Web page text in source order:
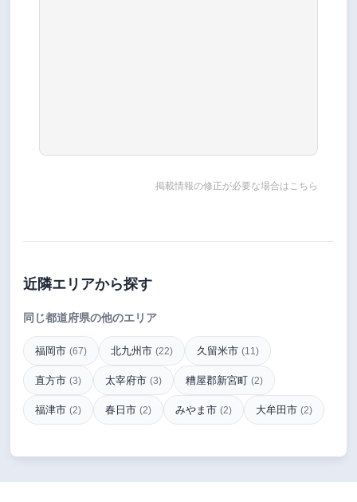
掲載情報の修正が必要な場合はこちら
近隣エリアから探す
同じ都道府県の他のエリア
福岡市(67) 北九州市(22) 久留米市(11)
直方市(3) 太宰府市(3) 糟屋郡新宮町(2)
福津市(2) 春日市(2) みやま市(2) 大牟田市(2)